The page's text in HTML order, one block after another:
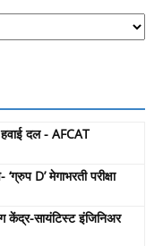
दल - AFCAT
D’ मेगाभरती परीक्षा
सायंटिस्ट इंजिनिअर